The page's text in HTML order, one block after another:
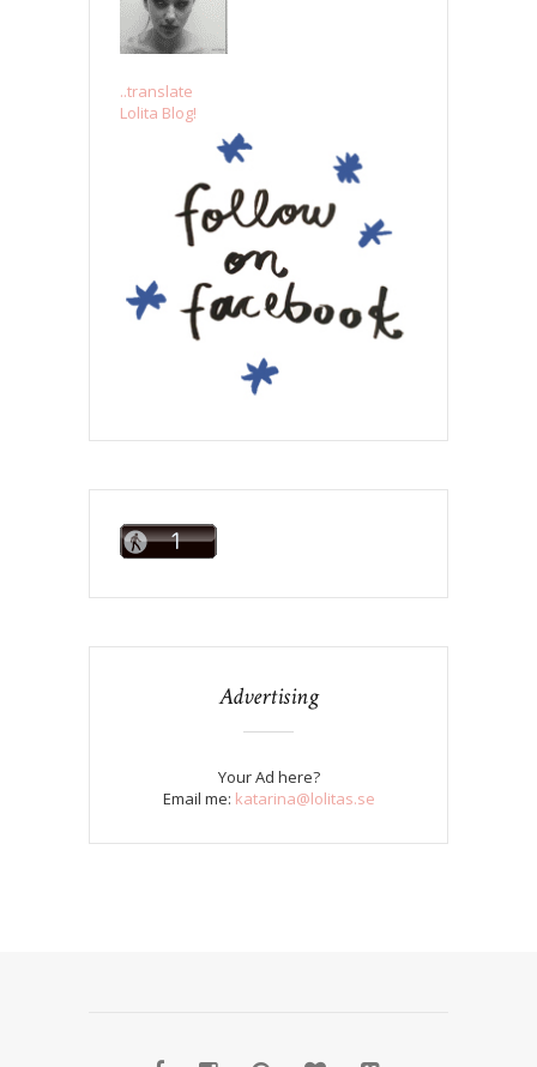
..translate
Lolita Blog!
Advertising
Your Ad here?
Email me: katarina@lolitas.se